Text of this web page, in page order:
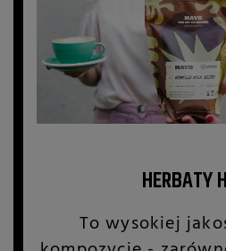
HERBATY
To wysokiej